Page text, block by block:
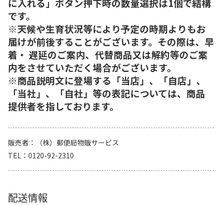
です。
※天候や生育状況等により予定の時期よりもお
届けが前後することがございます。その際は、早
着・ 遅延のご案内、代替商品又は解約等のご案
内をさせていただく場合がございます。
※商品説明文に登場する「当店」、「自店」、
「当社」、「自社」等の表記については、商品
提供者を指しております。
販売者
（株）郵便局物販サービス
TEL
0120-92-2310
配送情報